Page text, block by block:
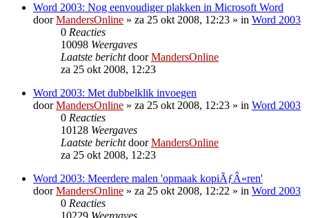
Word 2003: Nog eenvoudiger plakken in Microsoft Word
doorMandersOnline » za 25 okt 2008, 12:23 » in Word 2003
0 Reacties
10098 Weergaves
Laatste berichtdoorMandersOnline
za 25 okt 2008, 12:23
Word 2003: Met dubbelklik invoegen
doorMandersOnline » za 25 okt 2008, 12:23 » in Word 2003
0 Reacties
10128 Weergaves
Laatste berichtdoorMandersOnline
za 25 okt 2008, 12:23
Word 2003: Meerdere malen 'opmaak kopiÃƒÂ«ren'
doorMandersOnline » za 25 okt 2008, 12:22 » in Word 2003
0 Reacties
10229 Weergaves